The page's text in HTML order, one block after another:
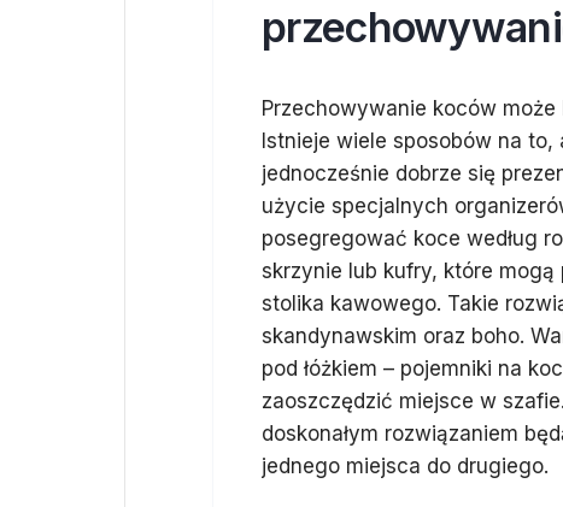
Przechowywanie koców
Istnieje wiele sposobów na
jednocześnie dobrze się
użycie specjalnych
posegregować koce według
skrzynie lub kufry, które mogą
stolika kawowego. Takie
skandynawskim oraz boho.
pod łóżkiem – pojemniki na
zaoszczędzić miejsce w
doskonałym rozwiązaniem
jednego miejsca do drugiego.